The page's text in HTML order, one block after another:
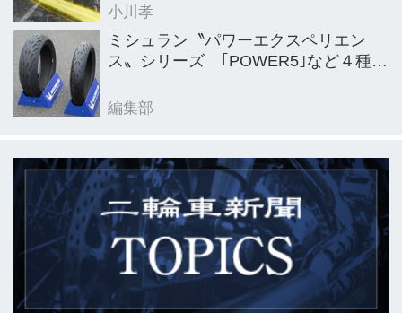
小川孝
ミシュラン〝パワーエクスペリエン
ス〟シリーズ ｢POWER5｣など４種を
編集部